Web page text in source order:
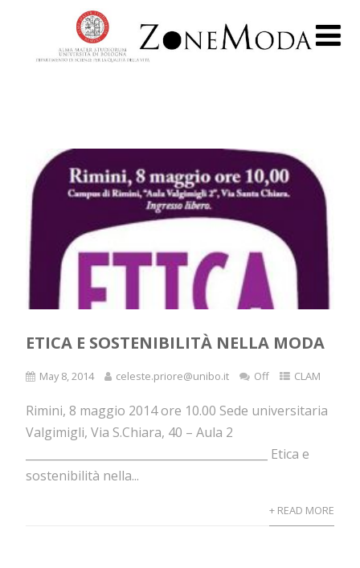
ETICA E SOSTENIBILITÀ NELLA MODA
May 8, 2014 celeste.priore@unibo.it Off CLAM
Rimini, 8 maggio 2014 ore 10.00 Sede universitaria
Valgimigli, Via S.Chiara, 40 – Aula 2
___________________________________________ Etica e
sostenibilità nella...
+ READ MORE